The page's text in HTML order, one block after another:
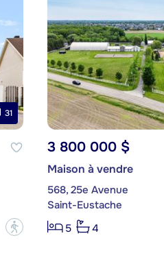
31
?
3 800 000 $
Maison à vendre
568, 25e Avenue
Saint-Eustache
5
4